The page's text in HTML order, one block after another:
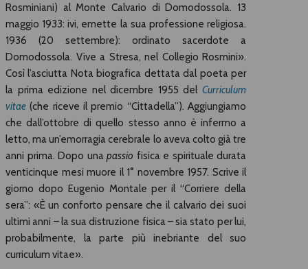
Rosminiani) al Monte Calvario di Domodossola. 13
maggio 1933: ivi, emette la sua professione religiosa.
1936 (20 settembre): ordinato sacerdote a
Domodossola. Vive a Stresa, nel Collegio Rosmini».
Così l’asciutta Nota biografica dettata dal poeta per
la prima edizione nel dicembre 1955 del Curriculum
vitae (che riceve il premio “Cittadella”). Aggiungiamo
che dall’ottobre di quello stesso anno è infermo a
letto, ma un’emorragia cerebrale lo aveva colto già tre
anni prima. Dopo una passio fisica e spirituale durata
venticinque mesi muore il 1° novembre 1957. Scrive il
giorno dopo Eugenio Montale per il “Corriere della
sera”: «È un conforto pensare che il calvario dei suoi
ultimi anni – la sua distruzione fisica – sia stato per lui,
probabilmente, la parte più inebriante del suo
curriculum vitae».